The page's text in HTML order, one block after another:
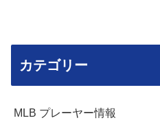
カテゴリー
MLB プレーヤー情報